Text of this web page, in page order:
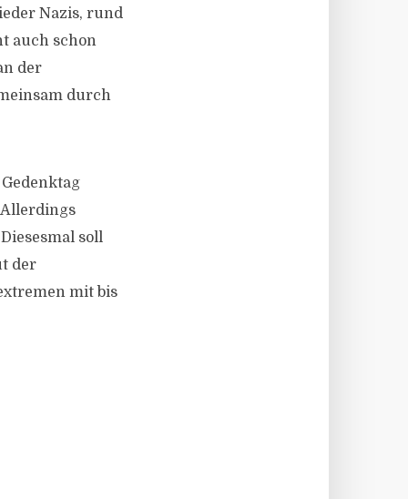
Nazis, rund
auch schon
der
durch
soll
der
mit bis